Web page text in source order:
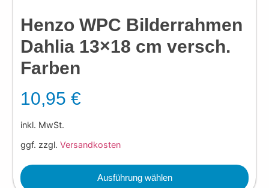
Henzo WPC Bilderrahmen
Dahlia 13×18 cm versch.
Farben
10,95€
inkl. MwSt.
ggf. zzgl.Versandkosten
Ausführung wählen